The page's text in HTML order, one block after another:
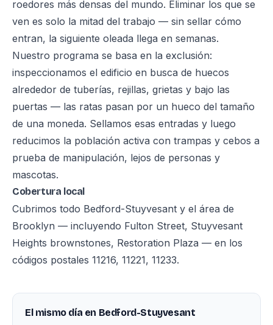
roedores más densas del mundo. Eliminar los que se
ven es solo la mitad del trabajo — sin sellar cómo
entran, la siguiente oleada llega en semanas.
Nuestro programa se basa en la exclusión:
inspeccionamos el edificio en busca de huecos
alrededor de tuberías, rejillas, grietas y bajo las
puertas — las ratas pasan por un hueco del tamaño
de una moneda. Sellamos esas entradas y luego
reducimos la población activa con trampas y cebos a
prueba de manipulación, lejos de personas y
mascotas.
Cobertura local
Cubrimos todo Bedford-Stuyvesant y el área de
Brooklyn — incluyendo Fulton Street, Stuyvesant
Heights brownstones, Restoration Plaza — en los
códigos postales 11216, 11221, 11233.
El mismo día en Bedford-Stuyvesant